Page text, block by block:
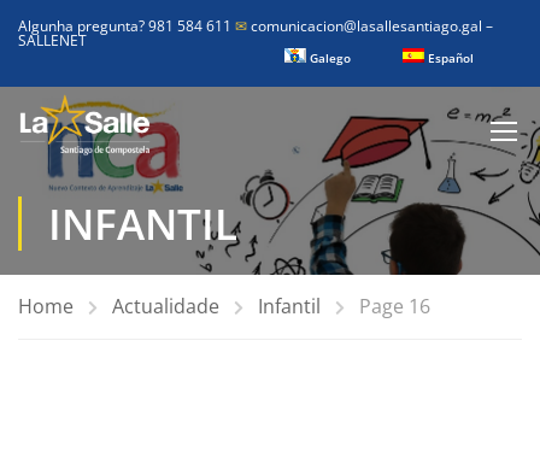
Algunha pregunta? 981 584 611 ✉comunicacion@lasallesantiago.gal –
SALLENET
Galego Español
INFANTIL
Home Actualidade Infantil Page 16